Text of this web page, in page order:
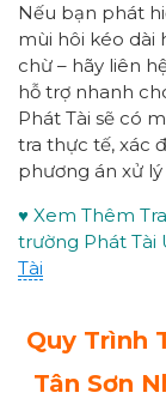
Nếu bạn phát
mùi hôi kéo dài
chừ – hãy liên
hỗ trợ nhanh
Phát Tài sẽ có
tra thực tế, xác
phương án xử
♥ Xem Thêm
trường Phát Tài
Tài
Quy Trình
Tân Sơn